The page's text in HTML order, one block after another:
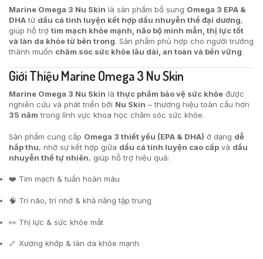
Marine Omega 3 Nu Skin là sản phẩm bổ sung Omega 3 EPA &
DHAtừ dầu cá tinh luyện kết hợp dầu nhuyễn thể đại dương,
giúp hỗ trợ tim mạch khỏe mạnh, não bộ minh mẫn, thị lực tốt
và làn da khỏe từ bên trong. Sản phẩm phù hợp cho người trưởng
thành muốn chăm sóc sức khỏe lâu dài, an toàn và bền vững.
Giới Thiệu Marine Omega 3 Nu Skin
Marine Omega 3 Nu Skin là thực phẩm bảo vệ sức khỏe được
nghiên cứu và phát triển bởi Nu Skin – thương hiệu toàn cầu hơn
35 năm trong lĩnh vực khoa học chăm sóc sức khỏe.
Sản phẩm cung cấp Omega 3 thiết yếu (EPA & DHA) ở dạng dễ
hấp thu, nhờ sự kết hợp giữa dầu cá tinh luyện cao cấp và dầu
nhuyễn thể tự nhiên, giúp hỗ trợ hiệu quả:
❤️ Tim mạch & tuần hoàn máu
🧠 Trí não, trí nhớ & khả năng tập trung
👀 Thị lực & sức khỏe mắt
🦴 Xương khớp & làn da khỏe mạnh